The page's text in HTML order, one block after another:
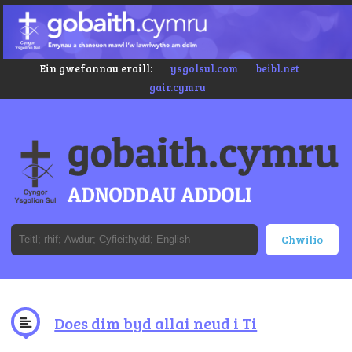
Ein gwefannau eraill: ysgolsul.com
beibl.net
gair.cymru
Does dim byd allai neud i Ti